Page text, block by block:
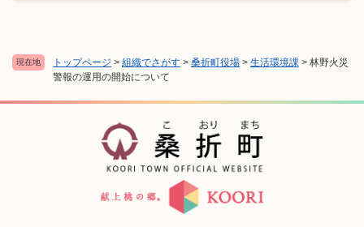
現在地 トップページ > 組織でさがす > 桑折町役場 > 生活環境課 > 林野火災
警報の運用の開始について